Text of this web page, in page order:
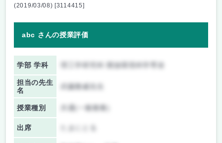
(2019/03/08) [3114415]
abc さんの授業評価
学部 学科 理工学研究科 開放環境科学専攻
担当の先生
名
武藤雅威先生
授業種別 共通(一般教養)
出席